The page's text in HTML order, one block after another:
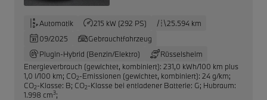
Automatik 215 kW (292 PS)
25.594 km
09/2025
Gebrauchtfahrzeug
Plugin-Hybrid (Benzin/Elektro)
Rüsselsheim
Energieverbrauch (gewichtet, kombiniert): 231,0 kWh/100 km plus
1,0 l/100 km; CO2-Emissionen (gewichtet, kombiniert): 24 g/km;
CO2-Klasse: B; CO2-Klasse bei entladener Batterie: G; Hubraum:
1.998 cm3;